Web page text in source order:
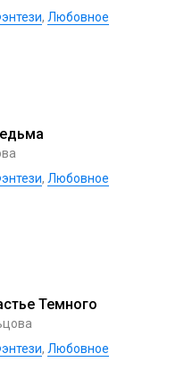
, Любовное
, Любовное
Темного
, Любовное